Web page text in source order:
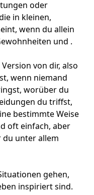
oder
in kleinen,
wenn du allein
und .
von dir, also
wenn niemand
, worüber du
du triffst,
bestimmte Weise
oft einfach, aber
du unter allem
gehen,
inspiriert sind.